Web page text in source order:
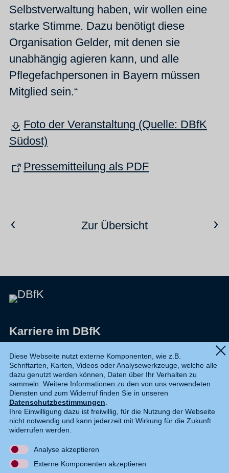
Selbstverwaltung haben, wir wollen eine
starke Stimme. Dazu benötigt diese
Organisation Gelder, mit denen sie
unabhängig agieren kann, und alle
Pflegefachpersonen in Bayern müssen
Mitglied sein.“
Foto der Veranstaltung (Quelle: DBfK
Südost)
Pressemitteilung als PDF
Vorheriger ArtikelZur ÜbersichtNächster Artikel
Karriere im DBfK
Datenschutz
Shop
Widerruf
Kontakt
DE EN
Diese Webseite nutzt externe Komponenten, wie z.B.
Schriftarten, Karten, Videos oder Analysewerkzeuge, welche alle
dazu genutzt werden können, Daten über Ihr Verhalten zu
sammeln. Weitere Informationen zu den von uns verwendeten
Diensten und zum Widerruf finden Sie in unseren
Datenschutzbestimmungen.
Ihre Einwilligung dazu ist freiwillig, für die Nutzung der Webseite
nicht notwendig und kann jederzeit mit Wirkung für die Zukunft
widerrufen werden.
Analyse akzeptieren
Externe Komponenten akzeptieren